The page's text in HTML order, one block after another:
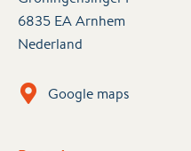
6835 EA Arnhem
Nederland
Google maps